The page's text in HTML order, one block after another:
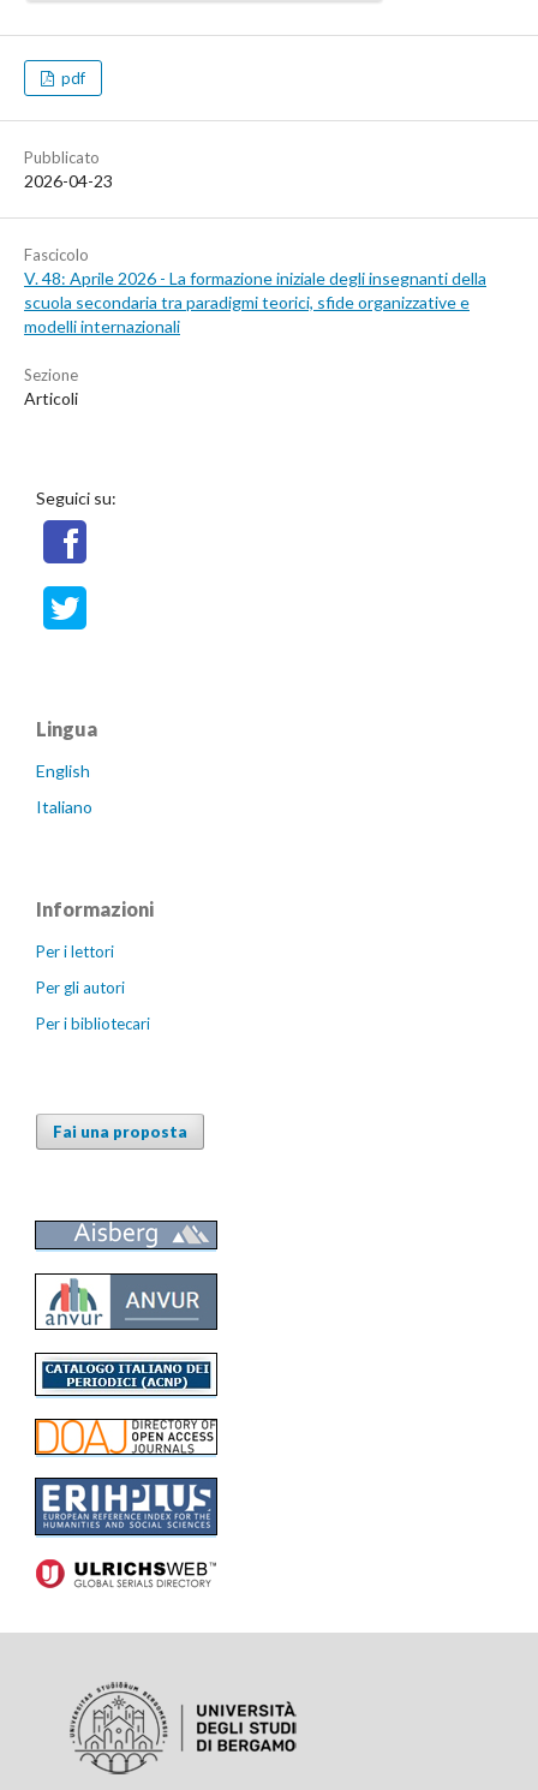
pdf
Pubblicato
2026-04-23
Fascicolo
V. 48: Aprile 2026 - La formazione iniziale degli insegnanti della
scuola secondaria tra paradigmi teorici, sfide organizzative e
modelli internazionali
Sezione
Articoli
Seguici su:
Lingua
English
Italiano
Informazioni
Per i lettori
Per gli autori
Per i bibliotecari
Fai una proposta